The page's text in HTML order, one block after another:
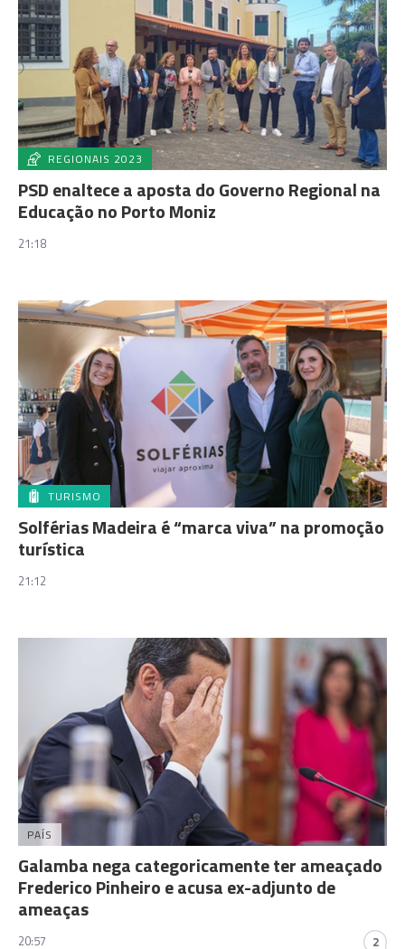
REGIONAIS 2023
PSD enaltece a aposta do Governo Regional na
Educação no Porto Moniz
21:18
TURISMO
Solférias Madeira é “marca viva” na promoção
turística
21:12
PAÍS
Galamba nega categoricamente ter ameaçado
Frederico Pinheiro e acusa ex-adjunto de
ameaças
20:57 2